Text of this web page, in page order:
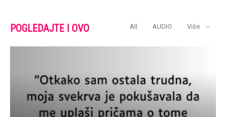
POGLEDAJTE I OVO All AUDIO Više